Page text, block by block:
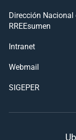
Dirección
RREEsumen
Intranet
Webmail
SIGEPER